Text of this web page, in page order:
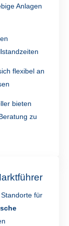
Anlagen
flexibel an
bieten
zu
für